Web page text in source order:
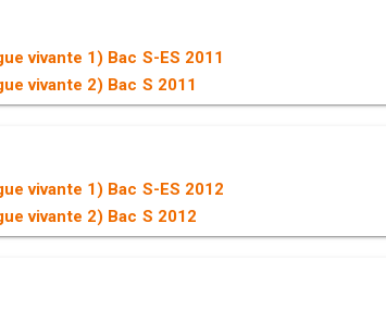
vivante 1) Bac S-ES 2011
vivante 2) Bac S 2011
vivante 1) Bac S-ES 2012
vivante 2) Bac S 2012